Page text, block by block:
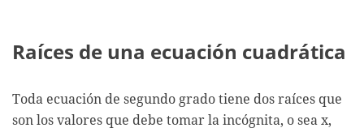
Raíces de una ecuación cuadrática
Toda ecuación de segundo grado tiene dos raíces que
son los valores que debe tomar la incógnita, o sea x,